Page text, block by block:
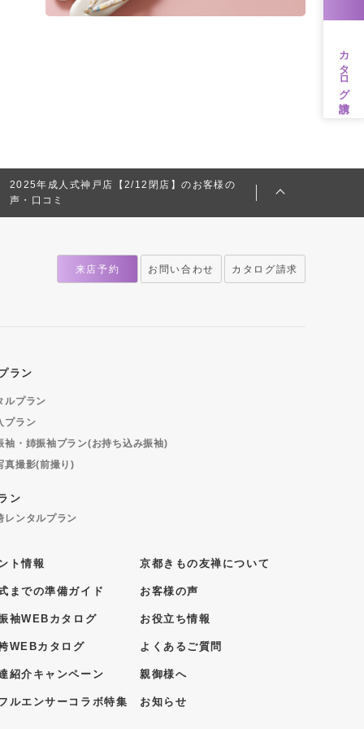
2025年成人式神戸店【2/12閉店】のお客様の
声・口コミ
カタログ請求
来店予約 お問い合わせ カタログ請求
ラン
ルプラン
プラン
袖・姉振袖プラン(お持ち込み振袖)
真撮影(前撮り)
ン
レンタルプラン
ト情報
までの準備ガイド
袖WEBカタログ
WEBカタログ
紹介キャンペーン
ルエンサーコラボ特集
京都きもの友禅について
お客様の声
お役立ち情報
よくあるご質問
親御様へ
お知らせ